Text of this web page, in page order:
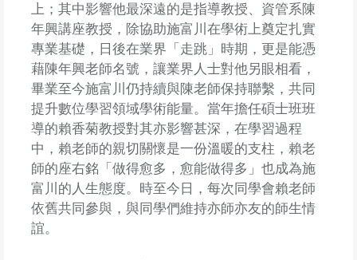
上；其中影響他最深遠的是指導教授、資管系陳
年興講座教授，除協助施富川在學術上奠定扎實
專業基礎，日後在業界「走跳」時期，更是能憑
藉陳年興老師名號，讓業界人士對他另眼相看，
畢業至今施富川仍持續與陳老師保持聯繫，共同
提升數位學習領域學術能量。當年擔任碩士班班
導的賴香菊教授對其亦影響甚深，在學習過程
中，賴老師的親切關懷是一份溫暖的支柱，賴老
師的座右銘「做得愈多，愈能做得多」也成為施
富川的人生態度。時至今日，每次同學會賴老師
依舊共同參與，與同學們維持亦師亦友的師生情
誼。